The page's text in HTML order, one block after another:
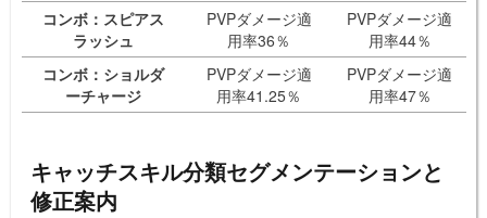
コンボ：スピアス
ラッシュ
PVPダメージ適
用率36％
PVPダメージ適
用率44％
コンボ：ショルダ
ーチャージ
PVPダメージ適
用率41.25％
PVPダメージ適
用率47％
キャッチスキル分類セグメンテーションと
修正案内